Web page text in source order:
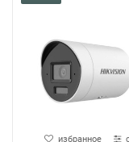
избранное